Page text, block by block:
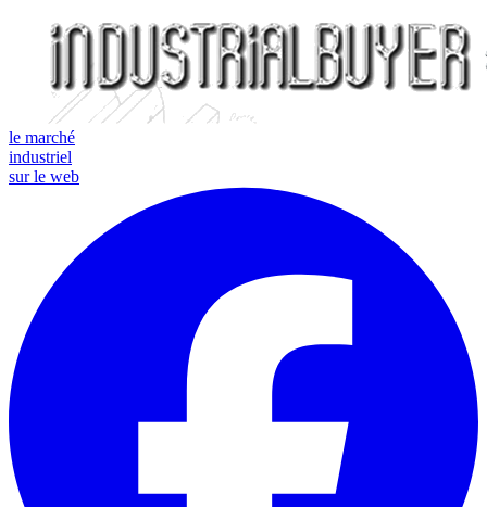
le marché
industriel
sur le web